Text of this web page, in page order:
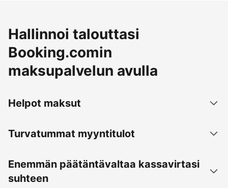
Hallinnoi talouttasi
Booking.comin
maksupalvelun avulla
Helpot maksut
Turvatummat myyntitulot
Enemmän päätäntävaltaa kassavirtasi
suhteen